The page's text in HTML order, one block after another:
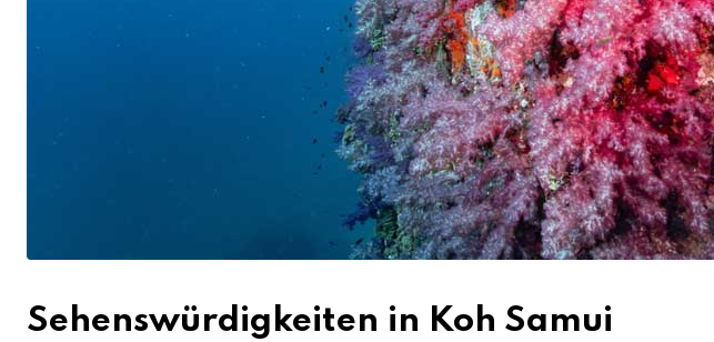
Sehenswürdigkeiten in Koh Samui